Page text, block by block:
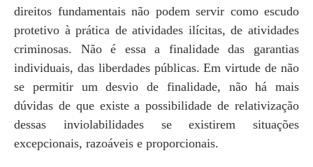
direitos fundamentais não podem servir como escudo
protetivo à prática de atividades ilícitas, de atividades
criminosas. Não é essa a finalidade das garantias
individuais, das liberdades públicas. Em virtude de não
se permitir um desvio de finalidade, não há mais
dúvidas de que existe a possibilidade de relativização
dessas inviolabilidades se existirem situações
excepcionais, razoáveis e proporcionais.